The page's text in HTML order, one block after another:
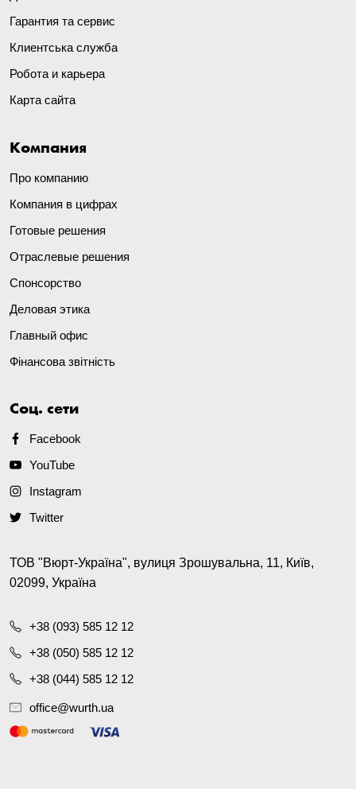
Гарантия та сервис
Клиентська служба
Робота и карьера
Карта сайта
Компания
Про компанию
Компания в цифрах
Готовые решения
Отраслевые решения
Спонсорство
Деловая этика
Главный офис
Фінансова звітність
Соц. сети
Facebook
YouTube
Instagram
Twitter
ТОВ "Вюрт-Україна", вулиця Зрошувальна, 11, Київ,
02099, Україна
+38 (093) 585 12 12
+38 (050) 585 12 12
+38 (044) 585 12 12
office@wurth.ua